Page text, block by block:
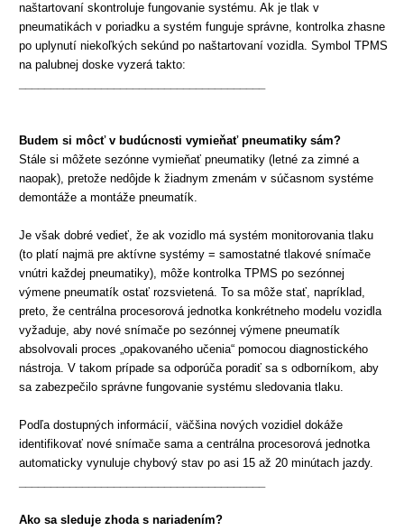
naštartovaní skontroluje fungovanie systému. Ak je tlak v
pneumatikách v poriadku a systém funguje správne, kontrolka zhasne
po uplynutí niekoľkých sekúnd po naštartovaní vozidla. Symbol TPMS
na palubnej doske vyzerá takto:
Budem si môcť v budúcnosti vymieňať pneumatiky sám?
Stále si môžete sezónne vymieňať pneumatiky (letné za zimné a
naopak), pretože nedôjde k žiadnym zmenám v súčasnom systéme
demontáže a montáže pneumatík.
Je však dobré vedieť, že ak vozidlo má systém monitorovaniatlaku
(to platí najmä pre aktívne systémy = samostatné tlakové snímače
vnútri každej pneumatiky), môže kontrolka TPMS po sezónnej
výmene pneumatík ostať rozsvietená. To sa môže stať, napríklad,
preto, že centrálna procesorová jednotka konkrétneho modelu vozidla
vyžaduje, aby nové snímače po sezónnej výmene pneumatík
absolvovali proces „opakovaného učenia“ pomocou diagnostického
nástroja. V takom prípade sa odporúča poradiť sa s odborníkom, aby
sa zabezpečilo správne fungovanie systému sledovania tlaku.
Podľa dostupných informácií, väčšina nových vozidiel dokáže
identifikovať nové snímače sama a centrálna procesorová jednotka
automaticky vynuluje chybový stav po asi 15 až 20 minútach jazdy.
Ako sa sleduje zhoda s nariadením?